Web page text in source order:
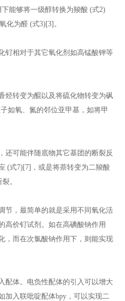
能够将一级醇转换为羧酸 (式2)
化为醛 (式3)[3]。
钌相对于其它氧化剂如高锰酸钾等
烃转变为醌以及将硫化物转变为砜
如氧、氮的邻位亚甲基，如将甲
还可能伴随底物其它基团的断裂反
(式7)[7]，或是将萘转变为二羧酸
。
节，最简单的就是采用不同氧化活
高价钌试剂。如在高碘酸钠作用
，而在次氯酸钠作用下，则能实现
配体。电负性配体的引入可以增大
加入联吡啶配体bpy，可以实现二